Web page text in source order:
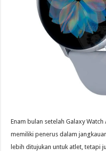
Enam bulan setelah Galaxy
memiliki penerus dalam
lebih ditujukan untuk atlet, tetapi